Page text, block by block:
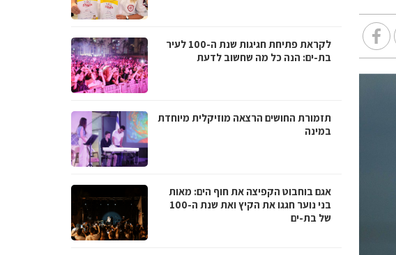
לקראת פתיחת חגיגות שנת ה-100 לעיר
בת-ים: הנה כל מה שחשוב לדעת
תזמורת החושים הרצאה מוזיקלית מיוחדת
במינה
אגם בוחבוט הקפיצה את חוף הים: מאות
בני נוער חגגו את הקיץ ואת שנת ה-100
של בת-ים